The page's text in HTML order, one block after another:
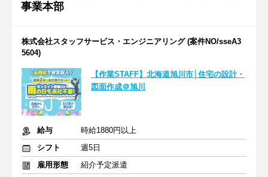
事業本部
株式会社スタッフサービス・エンジニアリング (案件NO/sseA3
5604)
【作業STAFF】北海道旭川市│住宅の設計・
図面作成＠旭川
給与
時給1880円以上
シフト
週5日
雇用形態
紹介予定派遣